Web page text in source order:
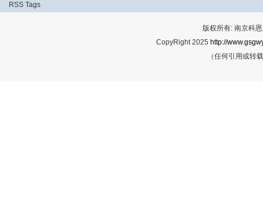
RSS Tags
版权所有: 南京科
CopyRight 2025 http://
（任何引用或转